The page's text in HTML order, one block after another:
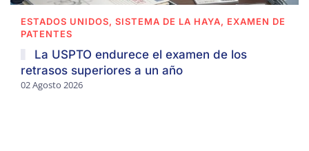
ESTADOS UNIDOS, SISTEMA DE LA HAYA, EXAMEN DE
PATENTES
La USPTO endurece el examen de los
retrasos superiores a un año
02 Agosto 2026